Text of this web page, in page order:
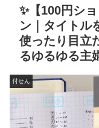
✨【100円シ
ン｜タイトル
使ったり目立
るゆるゆる主
付せん